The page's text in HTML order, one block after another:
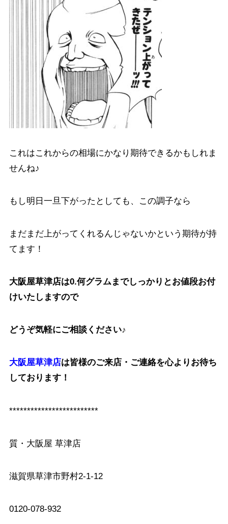
これはこれからの相場にかなり期待できるかもしれま
せんね♪
もし明日一旦下がったとしても、この調子なら
まだまだ上がってくれるんじゃないかという期待が持
てます！
大阪屋草津店は0.何グラムまでしっかりとお値段お付
けいたしますので
どうぞ気軽にご相談ください♪
大阪屋草津店は皆様のご来店・ご連絡を心よりお待ち
しております！
*************************
質・大阪屋 草津店
滋賀県草津市野村2-1-12
0120-078-932